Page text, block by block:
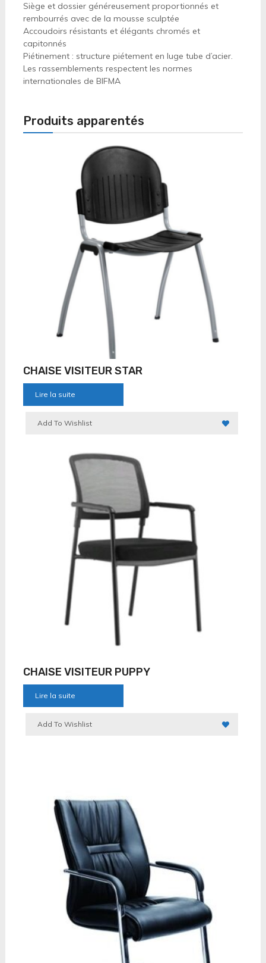
Siège et dossier généreusement proportionnés et
rembourrés avec de la mousse sculptée
Accoudoirs résistants et élégants chromés et
capitonnés
Piétinement : structure piétement en luge tube d’acier.
Les rassemblements respectent les normes
internationales de BIFMA
Produits apparentés
CHAISE VISITEUR STAR
Lire la suite
Add To Wishlist
CHAISE VISITEUR PUPPY
Lire la suite
Add To Wishlist